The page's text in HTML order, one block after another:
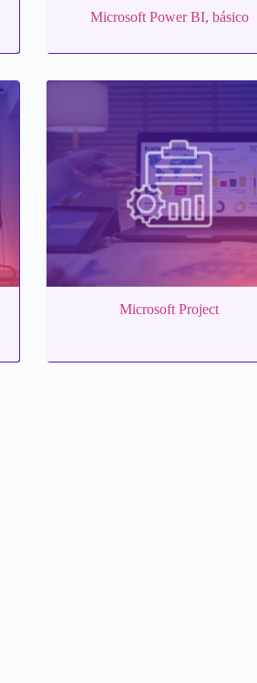
Microsoft Power BI, básico
Microsoft Project